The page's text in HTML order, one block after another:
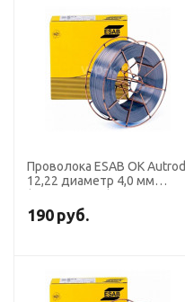
Проволока ESAB OK Autrod
12,22 диаметр 4,0 мм
190 руб.